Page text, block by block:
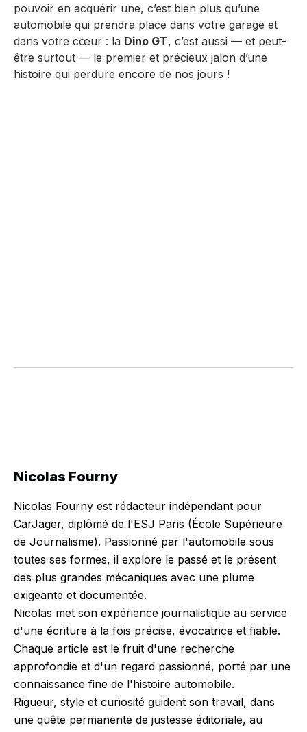
pouvoir en acquérir une, c’est bien plus qu’une
automobile qui prendra place dans votre garage et
dans votre cœur : la Dino GT, c’est aussi — et peut-
être surtout — le premier et précieux jalon d’une
histoire qui perdure encore de nos jours !
Nicolas Fourny
Nicolas Fourny est rédacteur indépendant pour
CarJager, diplômé de l'ESJ Paris (École Supérieure
de Journalisme). Passionné par l'automobile sous
toutes ses formes, il explore le passé et le présent
des plus grandes mécaniques avec une plume
exigeante et documentée.
Nicolas met son expérience journalistique au service
d'une écriture à la fois précise, évocatrice et fiable.
Chaque article est le fruit d'une recherche
approfondie et d'un regard passionné, porté par une
connaissance fine de l'histoire automobile.
Rigueur, style et curiosité guident son travail, dans
une quête permanente de justesse éditoriale, au